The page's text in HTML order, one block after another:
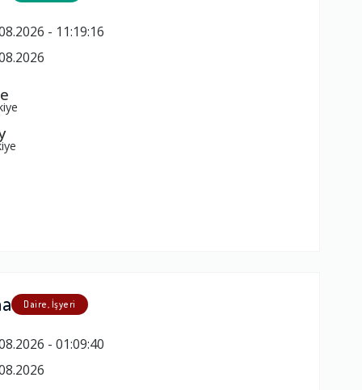
- 11:19:16
Daire, İşyeri
- 01:09:40